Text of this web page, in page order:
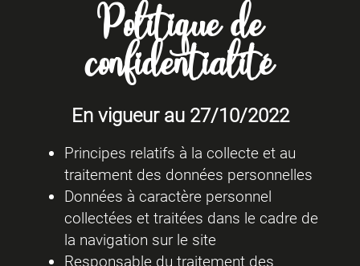
Politique de
confidentialité
En vigueur au 27/10/2022
Principes relatifs à la collecte et au
traitement des données personnelles
Données à caractère personnel
collectées et traitées dans le cadre de
la navigation sur le site
Responsable du traitement des